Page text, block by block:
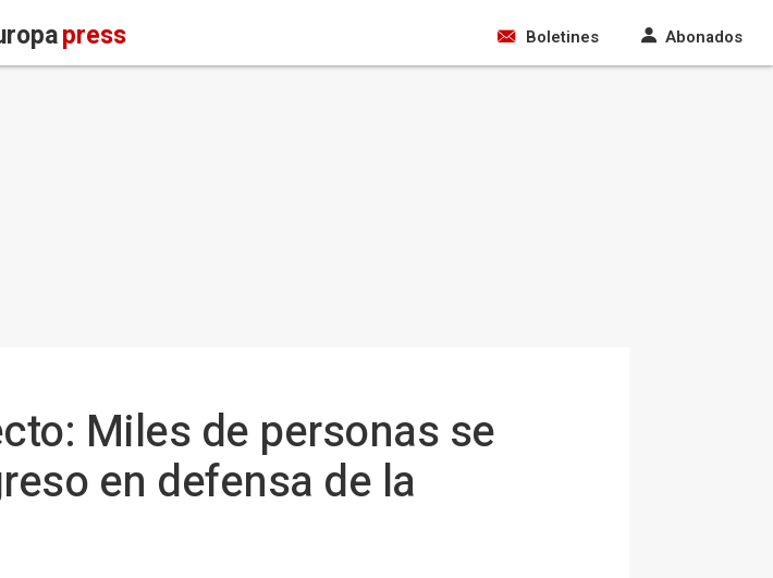
press Boletines Abonados
Miles de personas se
en defensa de la